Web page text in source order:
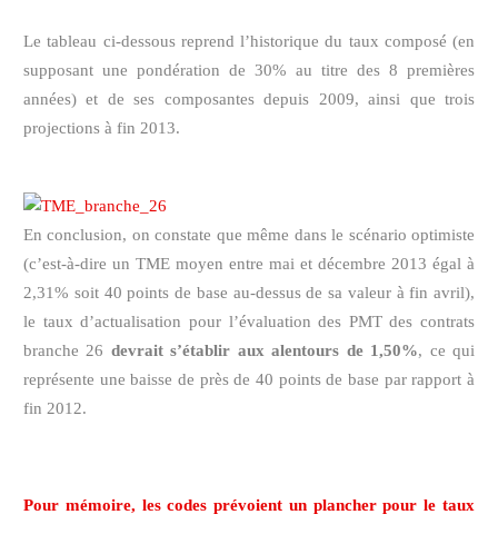
Le tableau ci-dessous reprend l’historique du taux composé (en
supposant une pondération de 30% au titre des 8 premières
années) et de ses composantes depuis 2009, ainsi que trois
projections à fin 2013.
En conclusion, on constate que même dans le scénario optimiste
(c’est-à-dire un TME moyen entre mai et décembre 2013 égal à
2,31% soit 40 points de base au-dessus de sa valeur à fin avril),
le taux d’actualisation pour l’évaluation des PMT des contrats
branche 26 devrait s’établir aux alentours de 1,50%, ce qui
représente une baisse de près de 40 points de base par rapport à
fin 2012.
Pour mémoire, les codes prévoient un plancher pour le taux